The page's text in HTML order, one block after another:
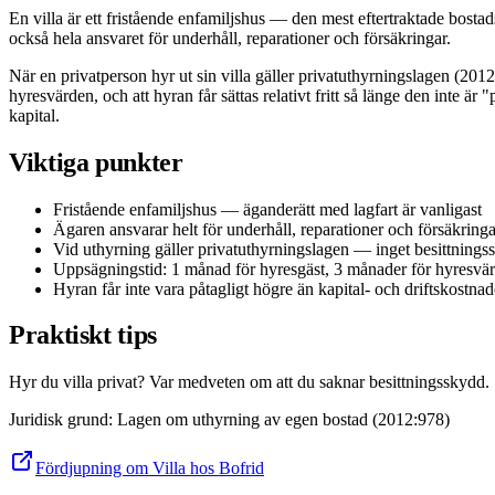
En villa är ett fristående enfamiljshus — den mest eftertraktade
också hela ansvaret för underhåll, reparationer och försäkringar.
När en privatperson hyr ut sin villa gäller privatuthyrningslagen
hyresvärden, och att hyran får sättas relativt fritt så länge den inte
kapital.
Viktiga punkter
Fristående enfamiljshus — äganderätt med lagfart är vanligast
Ägaren ansvarar helt för underhåll, reparationer och
Vid uthyrning gäller privatuthyrningslagen — inget
Uppsägningstid: 1 månad för hyresgäst, 3 månader för
Hyran får inte vara påtagligt högre än kapital- och
Praktiskt tips
Hyr du villa privat? Var medveten om att du saknar
Juridisk grund: Lagen om uthyrning av egen bostad (2012:978)
Fördjupning om Villa hos Bofrid